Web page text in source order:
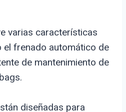
varias características
el frenado automático de
de mantenimiento de
diseñadas para